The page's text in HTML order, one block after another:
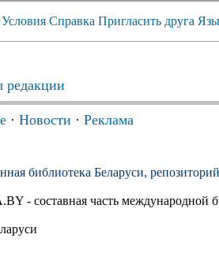
Условия Справка Пригласить друга
редакции
· Новости · Реклама
библиотека Беларуси,
- составная часть международной